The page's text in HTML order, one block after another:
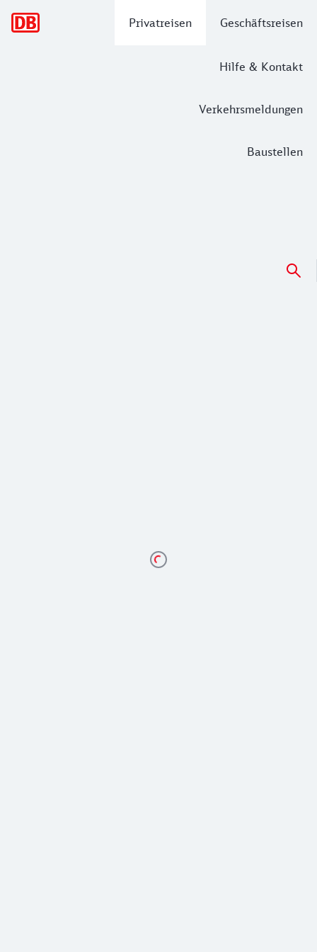
Privatreisen Geschäftsreisen
Hilfe & Kontakt
Verkehrsmeldungen
Baustellen